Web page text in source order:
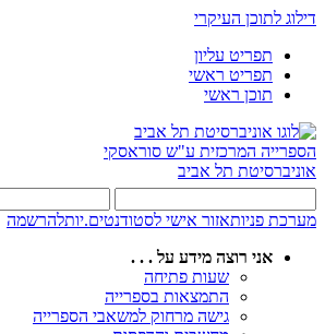
דילוג לתוכן העיקרי
תפריט עליון
תפריט ראשי
תוכן ראשי
הספרייה המרכזית ע"ש סוראסקי
אוניברסיטת תל אביב
מערכת פניותאזור אישי לסטודנטים.יותלהרשמה
אני רוצה מידע על . . .
שעות פתיחה
התמצאות בספרייה
גישה מרחוק למשאבי הספרייה